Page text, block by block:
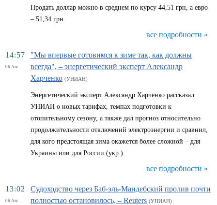
Продать доллар можно в среднем по курсу 44,51 грн, а евро
– 51,34 грн.
все подробности »
14:57
06 Авг
"Мы впервые готовимся к зиме так, как должны
всегда", – энергетический эксперт Александр
Харченко (УНИАН)
Энергетический эксперт Александр Харченко рассказал
УНИАН о новых тарифах, темпах подготовки к
отопительному сезону, а также дал прогноз относительно
продолжительности отключений электроэнергии и сравнил,
для кого предстоящая зима окажется более сложной – для
Украины или для России (укр.).
все подробности »
13:02
06 Авг
Судоходство через Баб-эль-Мандебский пролив почти
полностью остановилось, – Reuters (УНИАН)